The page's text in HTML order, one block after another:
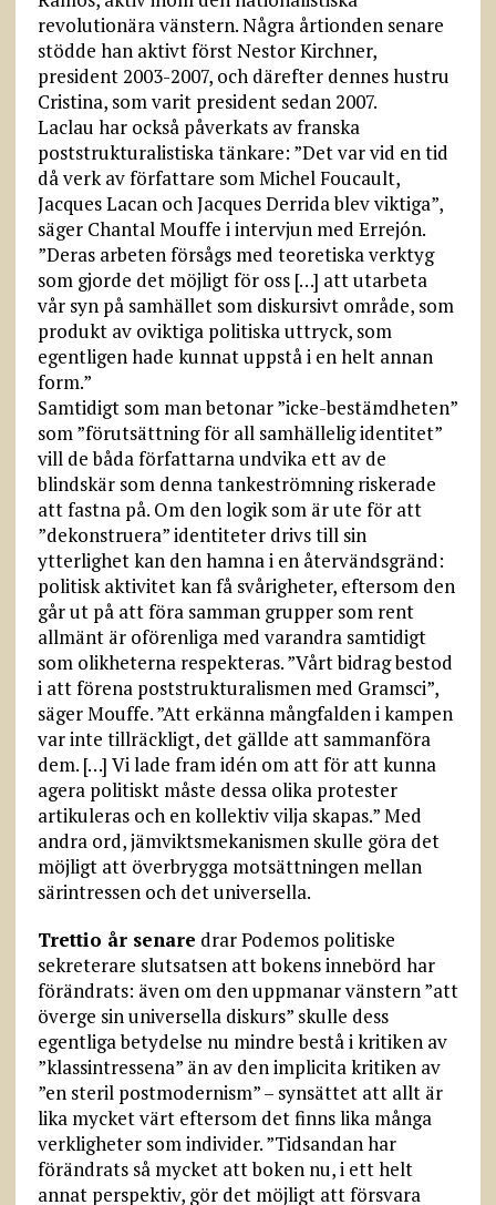
revolutionära vänstern. Några årtionden senare
stödde han aktivt först Nestor Kirchner,
president 2003-2007, och därefter dennes hustru
Cristina, som varit president sedan 2007.
Laclau har också påverkats av franska
poststrukturalistiska tänkare: ”Det var vid en tid
då verk av författare som Michel Foucault,
Jacques Lacan och Jacques Derrida blev viktiga”,
säger Chantal Mouffe i intervjun med Errejón.
”Deras arbeten försågs med teoretiska verktyg
som gjorde det möjligt för oss […] att utarbeta
vår syn på samhället som diskursivt område, som
produkt av oviktiga politiska uttryck, som
egentligen hade kunnat uppstå i en helt annan
form.”
Samtidigt som man betonar ”icke-bestämdheten”
som ”förutsättning för all samhällelig identitet”
vill de båda författarna undvika ett av de
blindskär som denna tankeströmning riskerade
att fastna på. Om den logik som är ute för att
”dekonstruera” identiteter drivs till sin
ytterlighet kan den hamna i en återvändsgränd:
politisk aktivitet kan få svårigheter, eftersom den
går ut på att föra samman grupper som rent
allmänt är oförenliga med varandra samtidigt
som olikheterna respekteras. ”Vårt bidrag bestod
i att förena poststrukturalismen med Gramsci”,
säger Mouffe. ”Att erkänna mångfalden i kampen
var inte tillräckligt, det gällde att sammanföra
dem. […] Vi lade fram idén om att för att kunna
agera politiskt måste dessa olika protester
artikuleras och en kollektiv vilja skapas.” Med
andra ord, jämviktsmekanismen skulle göra det
möjligt att överbrygga motsättningen mellan
särintressen och det universella.
Trettio år senare drar Podemos politiske
sekreterare slutsatsen att bokens innebörd har
förändrats: även om den uppmanar vänstern ”att
överge sin universella diskurs” skulle dess
egentliga betydelse nu mindre bestå i kritiken av
”klassintressena” än av den implicita kritiken av
”en steril postmodernism” – synsättet att allt är
lika mycket värt eftersom det finns lika många
verkligheter som individer. ”Tidsandan har
förändrats så mycket att boken nu, i ett helt
annat perspektiv, gör det möjligt att försvara